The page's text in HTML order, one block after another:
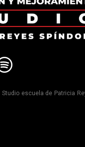
escuela de Patricia